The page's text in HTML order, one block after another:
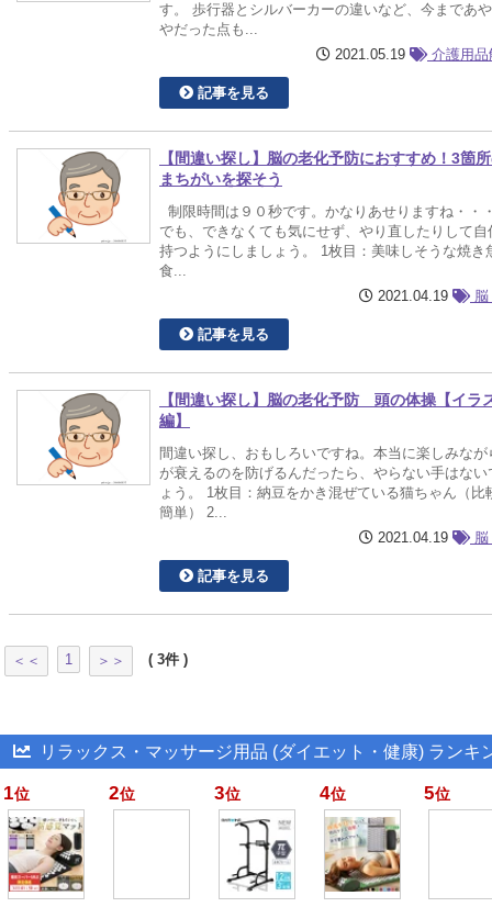
す。 歩行器とシルバーカーの違いなど、今まであ
やだった点も...
2021.05.19
介護用品
記事を見る
【間違い探し】脳の老化予防におすすめ！3箇
まちがいを探そう
制限時間は９０秒です。かなりあせりますね・・
でも、できなくても気にせず、やり直したりして自
持つようにしましょう。 1枚目：美味しそうな焼き
食...
2021.04.19
脳
記事を見る
【間違い探し】脳の老化予防 頭の体操【イラ
編】
間違い探し、おもしろいですね。本当に楽しみなが
が衰えるのを防げるんだったら、やらない手はない
ょう。 1枚目：納豆をかき混ぜている猫ちゃん（比
簡単） 2...
2021.04.19
脳
記事を見る
＜＜ 1 ＞＞ ( 3件 )
リラックス・マッサージ用品 (ダイエット・健康) ランキ
1位 2位 3位 4位 5位